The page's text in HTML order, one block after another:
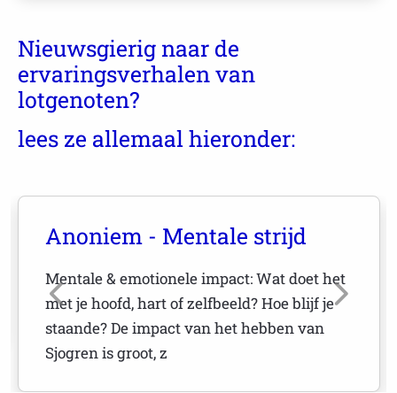
Nieuwsgierig naar de
ervaringsverhalen van
lotgenoten?
lees ze allemaal hieronder:
Anoniem - Mentale strijd
Mentale & emotionele impact: Wat doet het
met je hoofd, hart of zelfbeeld? Hoe blijf je
staande? De impact van het hebben van
Sjogren is groot, z